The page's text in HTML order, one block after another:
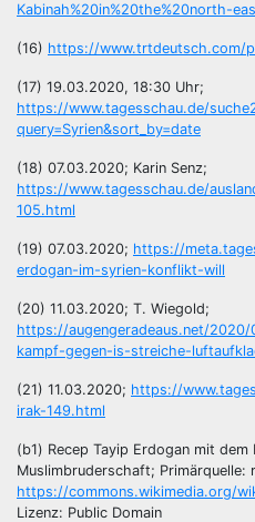
Kabinah%20in%20the%20north-
(16) https://www.trtdeutsch.com/
(17) 19.03.2020, 18:30 Uhr;
https://www.tagesschau.de/
query=Syrien&sort_by=date
(18) 07.03.2020; Karin Senz;
https://www.tagesschau.de/
105.html
(19) 07.03.2020; https://
erdogan-im-syrien-konflikt-will
(20) 11.03.2020; T. Wiegold;
https://augengeradeaus.net/
kampf-gegen-is-streiche-
(21) 11.03.2020; https://
irak-149.html
(b1) Recep Tayip Erdogan mit
Muslimbruderschaft; Primärquelle:
https://commons.wikimedia.org/
Lizenz: Public Domain